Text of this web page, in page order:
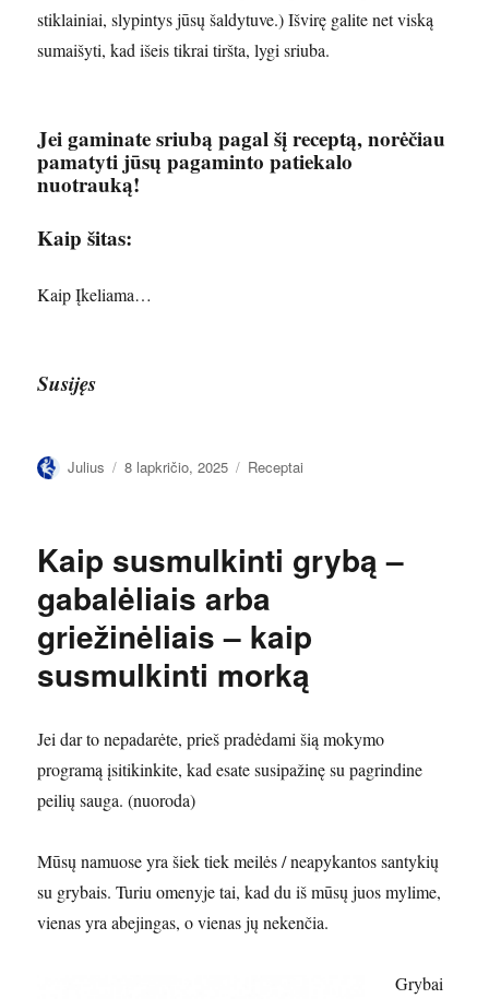
stiklainiai, slypintys jūsų šaldytuve.) Išvirę galite net viską
sumaišyti, kad išeis tikrai tiršta, lygi sriuba.
Jei gaminate sriubą pagal šį receptą, norėčiau
pamatyti jūsų pagaminto patiekalo
nuotrauką!
Kaip šitas:
Kaip Įkeliama…
Susijęs
Autorius
Julius Paskelbta
8 lapkričio, 2025 Kategorijos
Receptai
Kaip susmulkinti grybą –
gabalėliais arba
griežinėliais – kaip
susmulkinti morką
Jei dar to nepadarėte, prieš pradėdami šią mokymo
programą įsitikinkite, kad esate susipažinę su pagrindine
peilių sauga. (nuoroda)
Mūsų namuose yra šiek tiek meilės / neapykantos santykių
su grybais. Turiu omenyje tai, kad du iš mūsų juos mylime,
vienas yra abejingas, o vienas jų nekenčia.
Grybai